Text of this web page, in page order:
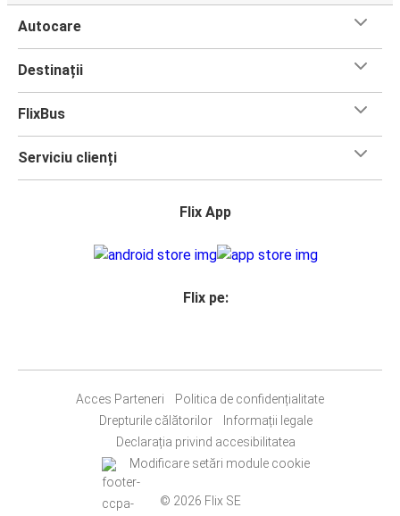
Autocare
Destinații
FlixBus
Serviciu clienți
Flix App
Flix pe:
Acces Parteneri
Politica de confidențialitate
Drepturile călătorilor
Informații legale
Declarația privind accesibilitatea
Modificare setări module cookie
© 2026 Flix SE